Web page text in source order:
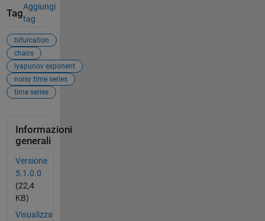
Tag
Aggiungi
tag
bifurcation
chaos
lyapunov exponent
noisy time series
time series
Informazioni
generali
Versione
5.1.0.0
(22,4
KB)
Visualizza